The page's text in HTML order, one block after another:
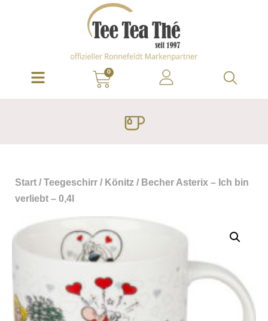
0
Start / Teegeschirr / Könitz / Becher Asterix – Ich bin
verliebt – 0,4l